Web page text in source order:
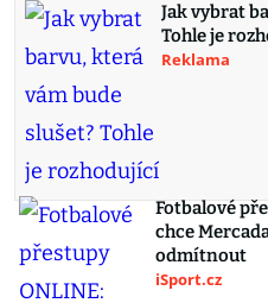
Jak vybrat
Tohle je
Reklama
Fotbalové
chce
odmítnout
iSport.cz